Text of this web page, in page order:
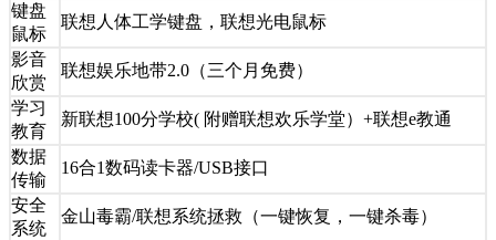
键盘
鼠标
联想人体工学键盘，联想光电鼠标
影音
欣赏
联想娱乐地带2.0（三个月免费）
学习
教育
新联想100分学校( 附赠联想欢乐学堂）+联想e教通
数据
传输
16合1数码读卡器/USB接口
安全
系统
金山毒霸/联想系统拯救（一键恢复，一键杀毒）